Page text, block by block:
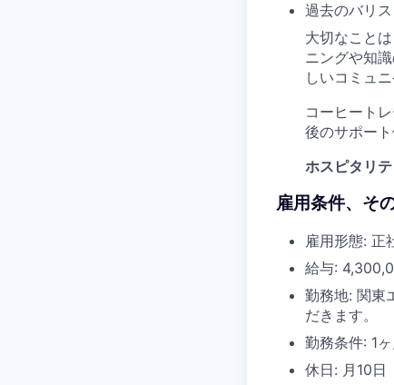
過去のバリ
大切なこと
ニングや知
しいコミュ
コーヒート
後のサポート
ホスピタリ
雇用条件、そ
雇用形態: 正
給与:
勤務地: 関東
だきます。
勤務条件: 1
休日: 月10日